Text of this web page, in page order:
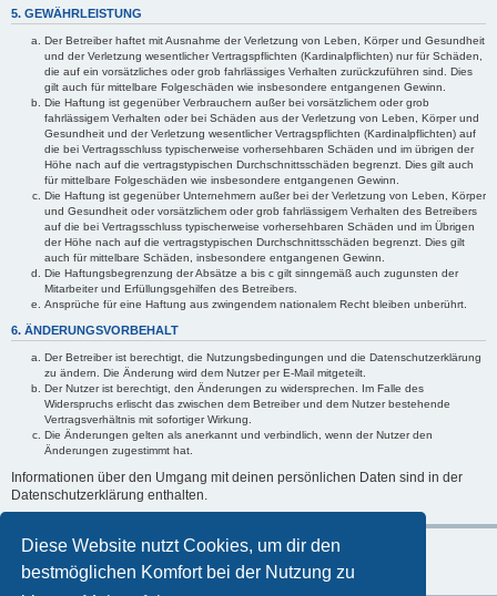
Diese Website nutzt Cookies, um dir den
bestmöglichen Komfort bei der Nutzung zu
5. GEWÄHRLEISTUNG
Der Betreiber haftet mit Ausnahme der Verletzung von Leben, Körper und Gesundheit
und der Verletzung wesentlicher Vertragspflichten (Kardinalpflichten) nur für Schäden,
die auf ein vorsätzliches oder grob fahrlässiges Verhalten zurückzuführen sind. Dies
gilt auch für mittelbare Folgeschäden wie insbesondere entgangenen Gewinn.
Die Haftung ist gegenüber Verbrauchern außer bei vorsätzlichem oder grob
fahrlässigem Verhalten oder bei Schäden aus der Verletzung von Leben, Körper und
Gesundheit und der Verletzung wesentlicher Vertragspflichten (Kardinalpflichten) auf
die bei Vertragsschluss typischerweise vorhersehbaren Schäden und im übrigen der
Höhe nach auf die vertragstypischen Durchschnittsschäden begrenzt. Dies gilt auch
für mittelbare Folgeschäden wie insbesondere entgangenen Gewinn.
Die Haftung ist gegenüber Unternehmern außer bei der Verletzung von Leben, Körper
und Gesundheit oder vorsätzlichem oder grob fahrlässigem Verhalten des Betreibers
auf die bei Vertragsschluss typischerweise vorhersehbaren Schäden und im Übrigen
der Höhe nach auf die vertragstypischen Durchschnittsschäden begrenzt. Dies gilt
auch für mittelbare Schäden, insbesondere entgangenen Gewinn.
Die Haftungsbegrenzung der Absätze a bis c gilt sinngemäß auch zugunsten der
Mitarbeiter und Erfüllungsgehilfen des Betreibers.
Ansprüche für eine Haftung aus zwingendem nationalem Recht bleiben unberührt.
6. ÄNDERUNGSVORBEHALT
Der Betreiber ist berechtigt, die Nutzungsbedingungen und die Datenschutzerklärung
zu ändern. Die Änderung wird dem Nutzer per E-Mail mitgeteilt.
Der Nutzer ist berechtigt, den Änderungen zu widersprechen. Im Falle des
Widerspruchs erlischt das zwischen dem Betreiber und dem Nutzer bestehende
Vertragsverhältnis mit sofortiger Wirkung.
Die Änderungen gelten als anerkannt und verbindlich, wenn der Nutzer den
Änderungen zugestimmt hat.
Informationen über den Umgang mit deinen persönlichen Daten sind in der
Datenschutzerklärung enthalten.